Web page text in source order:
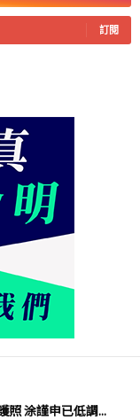
訂閱
照 涂謹申已低調...